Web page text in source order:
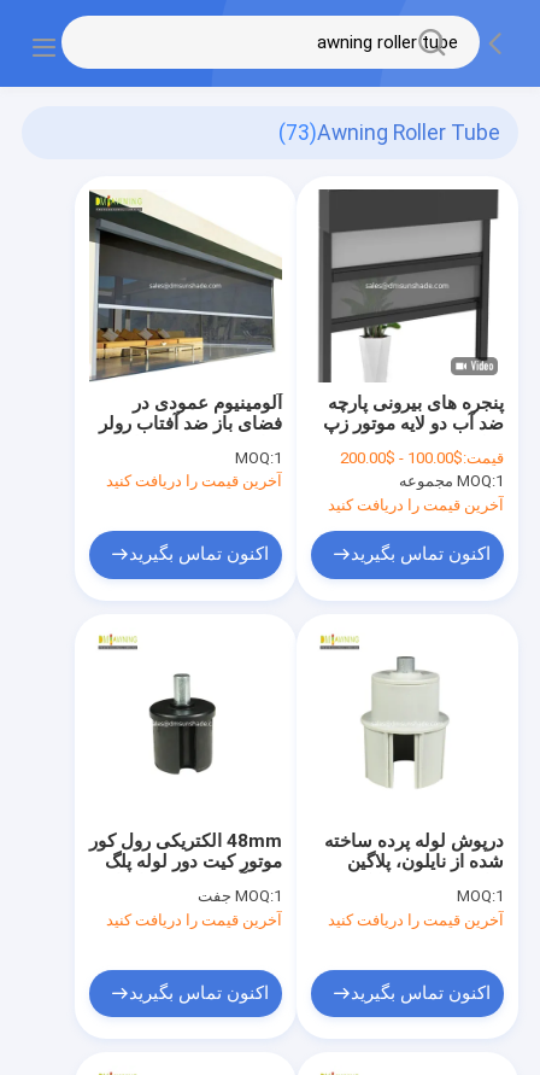
Awning Roller Tube
(73)
آلومینیوم عمودی در
فضای باز ضد آفتاب رولر
سایه
MOQ:1
آخرین قیمت را دریافت کنید
اکنون تماس بگیرید
پنجره های بیرونی پارچه
ضد آب دو لایه موتور زپ
قیمت:$100.00 - $200.00
MOQ:1 مجموعه
آخرین قیمت را دریافت کنید
اکنون تماس بگیرید
48mm الکتریکی رول کور
موتور کیت دور لوله پلگ
MOQ:1 جفت
آخرین قیمت را دریافت کنید
اکنون تماس بگیرید
درپوش لوله پرده ساخته
شده از نایلون، پلاگین
زیپ، لوازم جانبی سایبان
MOQ:1
آخرین قیمت را دریافت کنید
اکنون تماس بگیرید